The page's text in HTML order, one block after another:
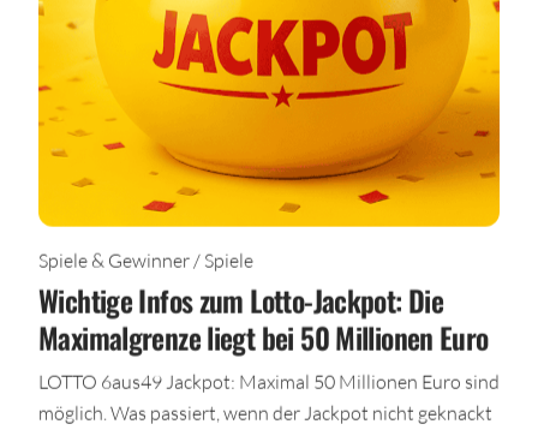
Spiele & Gewinner / Spiele
Wichtige Infos zum Lotto-Jackpot: Die
Maximalgrenze liegt bei 50 Millionen Euro
LOTTO 6aus49 Jackpot: Maximal 50 Millionen Euro sind
möglich. Was passiert, wenn der Jackpot nicht geknackt